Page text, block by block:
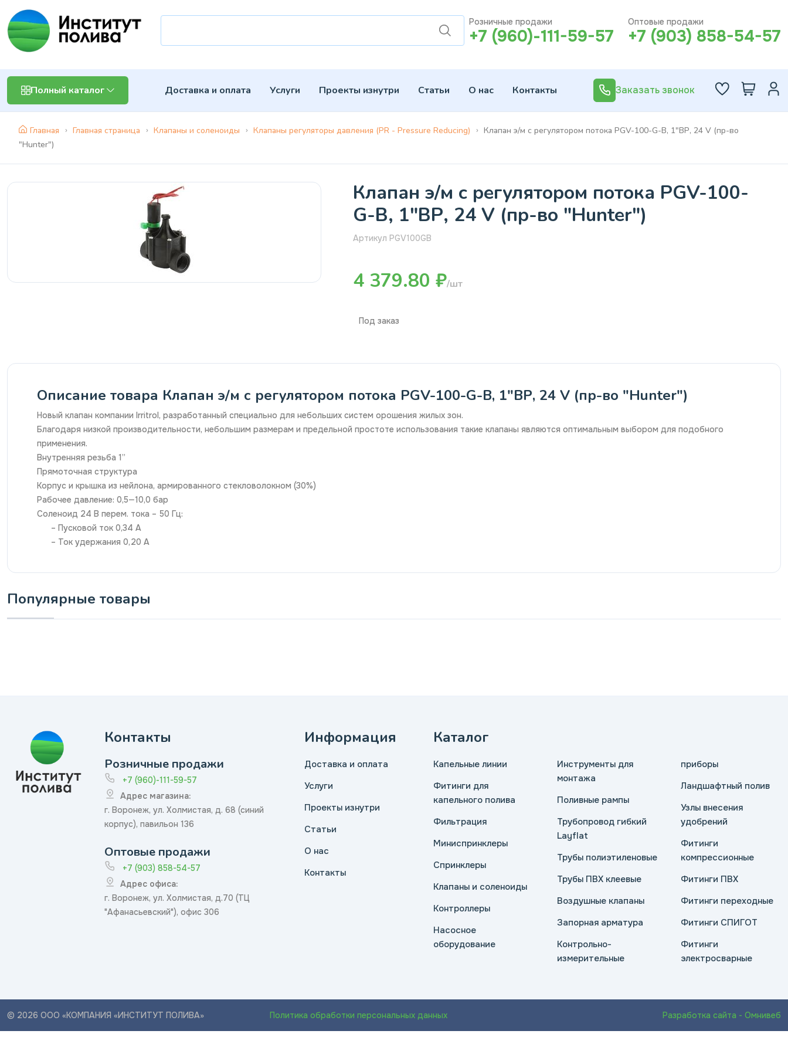
Розничные продажи
+7 (960)-111-59-57
Оптовые продажи
+7 (903) 858-54-57
Полный каталог Доставка и оплата Услуги Проекты изнутри Статьи О нас Контакты Заказать звонок
Главная Главная страница Клапаны и соленоиды Клапаны регуляторы давления (PR - Pressure Reducing)
Клапан э/м с регулятором потока PGV-100-G-B, 1"ВР, 24 V (пр-во
"Hunter")
Клапан э/м с регулятором потока PGV-100-
G-B, 1"ВР, 24 V (пр-во "Hunter")
Артикул PGV100GB
4 379.80 ₽/шт
Под заказ
Описание товара Клапан э/м с регулятором потока PGV-100-G-B, 1"ВР, 24 V (пр-во "Hunter")
Новый клапан компании Irritrol, разработанный специально для небольших систем орошения жилых зон.
Благодаря низкой производительности, небольшим размерам и предельной простоте использования такие клапаны являются оптимальным выбором для подобного
применения.
Внутренняя резьба 1”
Прямоточная структура
Корпус и крышка из нейлона, армированного стекловолокном (30%)
Рабочее давление: 0,5—10,0 бар
Соленоид 24 В перем. тока – 50 Гц:
– Пусковой ток 0,34 А
– Ток удержания 0,20 А
Популярные товары
Контакты
Розничные продажи
+7 (960)-111-59-57
Адрес магазина:
г. Воронеж, ул. Холмистая, д. 68 (синий
корпус), павильон 136
Оптовые продажи
+7 (903) 858-54-57
Адрес офиса:
г. Воронеж, ул. Холмистая, д.70 (ТЦ
"Афанасьевский"), офис 306
Информация
Доставка и оплата
Услуги
Проекты изнутри
Статьи
О нас
Контакты
Каталог
Капельные линии
Фитинги для
капельного полива
Фильтрация
Миниспринклеры
Спринклеры
Клапаны и соленоиды
Контроллеры
Насосное
оборудование
Инструменты для
монтажа
Поливные рампы
Трубопровод гибкий
Layflat
Трубы полиэтиленовые
Трубы ПВХ клеевые
Воздушные клапаны
Запорная арматура
Контрольно-
измерительные
приборы
Ландшафтный полив
Узлы внесения
удобрений
Фитинги
компрессионные
Фитинги ПВХ
Фитинги переходные
Фитинги СПИГОТ
Фитинги
электросварные
© 2026 ООО «КОМПАНИЯ «ИНСТИТУТ ПОЛИВА» Политика обработки персональных данных Разработка сайта - Омнивеб